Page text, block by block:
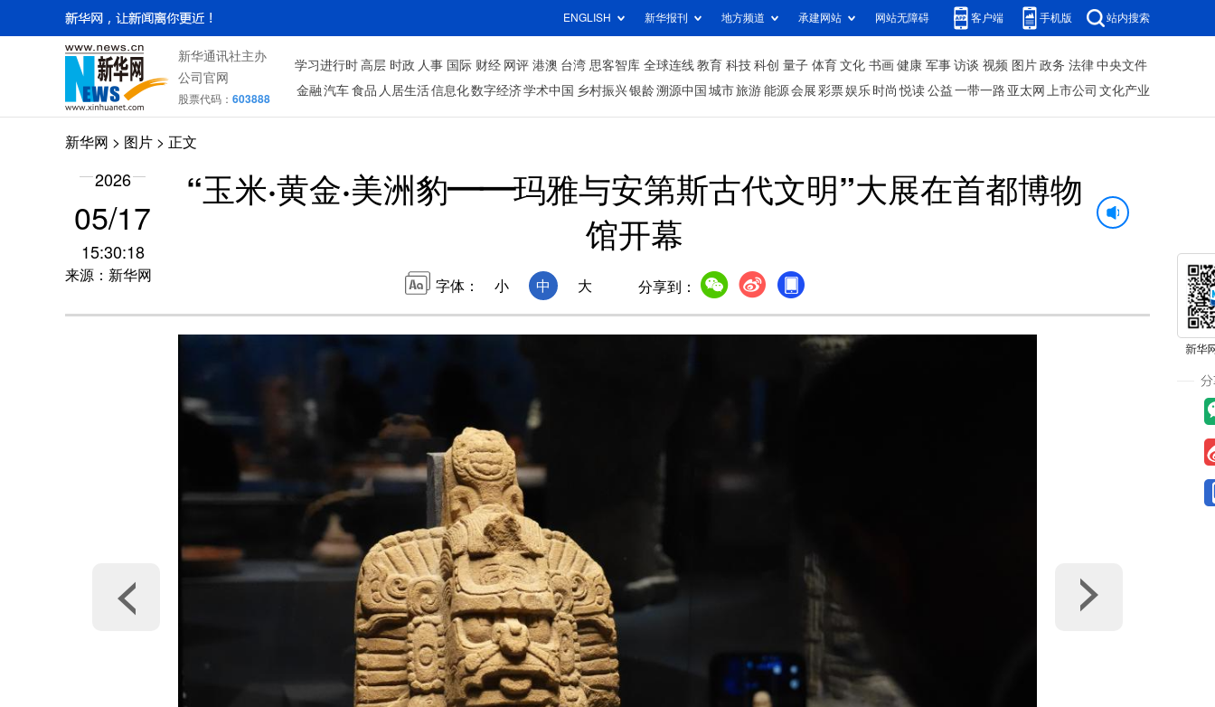
ENGLISH 新华报刊 地方频道 承建网站 网站无障碍 客户端 手机版 站内搜索
新华通讯社主办
公司官网
股票代码： 603888
学习进行时 高层 时政 人事 国际 财经 网评 港澳 台湾 思客智库 全球连线 教育 科技 科创 量子 体育 文化 书画 健康 军事 访谈 视频 图片 政务 法律 中央文件
金融 汽车 食品 人居生活信息化数字经济学术中国 乡村振兴银龄溯源中国 城市旅游 能源 会展 彩票娱乐 时尚 悦读 公益 一带一路 亚太网 上市公司 文化产业
新华网 > 图片 > 正文
2026
05/17
15:30:18
来源：新华网
“玉米·黄金·美洲豹——玛雅与安第斯古代文明”大展在首都博物
馆开幕
字体： 小 中 大 分享到：